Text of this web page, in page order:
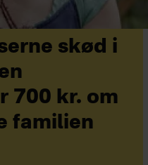
skød i
700 kr. om
familien